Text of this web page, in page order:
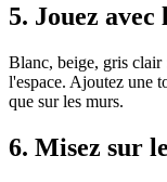
5. Jouez
Blanc, beige, gris clair
l'espace. Ajoutez une
que sur les murs.
6. Misez sur